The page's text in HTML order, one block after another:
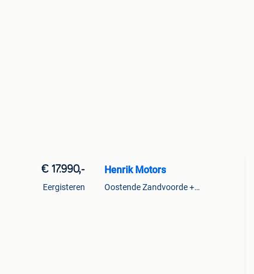
€ 17.990,-
Eergisteren
Henrik Motors
Oostende Zandvoorde +Oostende